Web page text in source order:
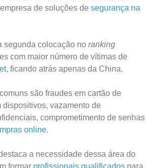
de soluções de segurança na
segunda colocação no ranking
com maior número de vítimas de
, ficando atrás apenas da China.
são fraudes em cartão de
dispositivos, vazamento de
comprometimento de senhas
online.
a necessidade dessa área do
formar profissionais qualificados para